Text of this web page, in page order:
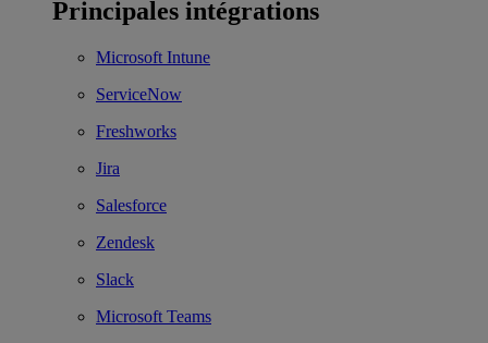
Principales intégrations
Microsoft Intune
ServiceNow
Freshworks
Jira
Salesforce
Zendesk
Slack
Microsoft Teams